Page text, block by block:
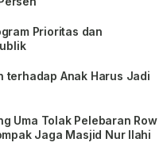
Prioritas dan
terhadap Anak Harus Jadi
Uma Tolak Pelebaran Row
Jaga Masjid Nur Ilahi